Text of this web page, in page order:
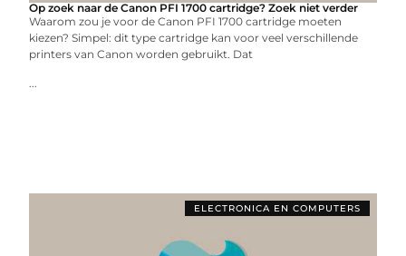
Op zoek naar de Canon PFI 1700 cartridge? Zoek niet verder
Waarom zou je voor de Canon PFI 1700 cartridge moeten
kiezen? Simpel: dit type cartridge kan voor veel verschillende
printers van Canon worden gebruikt. Dat
...
ELECTRONICA EN COMPUTERS